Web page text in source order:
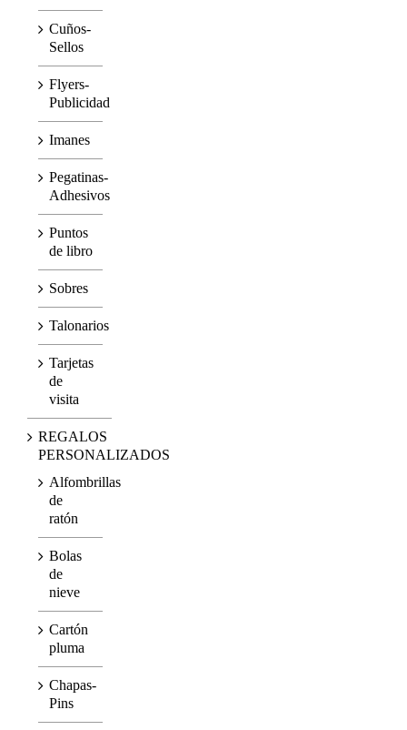
Cuños-
Sellos
Flyers-
Publicidad
Imanes
Pegatinas-
Adhesivos
Puntos
de libro
Sobres
Talonarios
Tarjetas
de
visita
REGALOS
PERSONALIZADOS
Alfombrillas
de
ratón
Bolas
de
nieve
Cartón
pluma
Chapas-
Pins